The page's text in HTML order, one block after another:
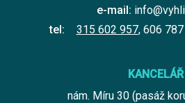
e-mail:
tel:
315 602 957, 606
KANCELÁŘ
nám. Míru 30 (pasáž